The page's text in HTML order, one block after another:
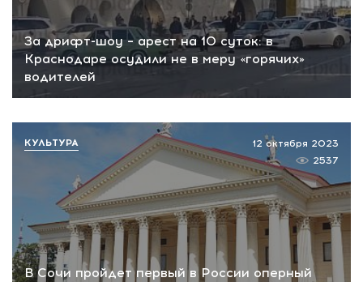
За дрифт-шоу – арест на 10 суток: в
Краснодаре осудили не в меру «горячих»
водителей
В Сочи пройдет первый в России оперный
12 октября 2023
2537
КУЛЬТУРА